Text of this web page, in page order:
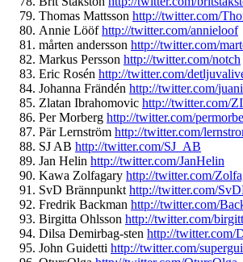
Thomas Mattsson http://twitter.com/
Annie Lööfhttp://twitter.com/annieloof
mårten andersson http://twitter.com/
Markus Persson http://twitter.com/notch
Eric Rosén http://twitter.com/
Johanna Frändén http://twitter.com/
Zlatan Ibrahomovic http://twitter.com/
Per Morberg http://twitter.com/
Pär Lernström http://twitter.com/
SJ AB http://twitter.com/SJ_AB
Jan Helin http://twitter.com/JanHelin
Kawa Zolfagary http://twitter.com/
SvD Brännpunkt http://twitter.com/
Fredrik Backman http://twitter.com/
Birgitta Ohlsson http://twitter.com/
Dilsa Demirbag-sten http://twitter.com/
John Guidetti http://twitter.com/